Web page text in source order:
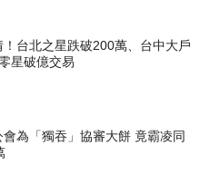
台北之星跌破200萬、台中大戶
星破億交易
為「獨吞」協審大餅 竟霸凌同